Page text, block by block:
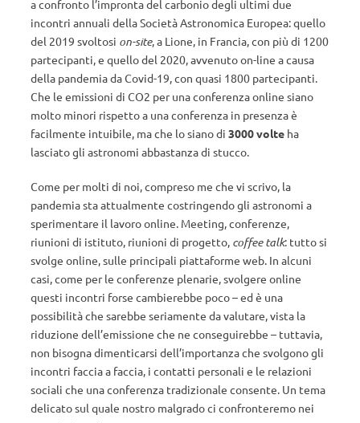
a confronto l’impronta del carbonio degli ultimi due
incontri annuali della Società Astronomica Europea: quello
del 2019 svoltosi on-site, a Lione, in Francia, con più di 1200
partecipanti, e quello del 2020, avvenuto on-line a causa
della pandemia da Covid-19, con quasi 1800 partecipanti.
Che le emissioni di CO2 per una conferenza online siano
molto minori rispetto a una conferenza in presenza è
facilmente intuibile, ma che lo siano di 3000 volte ha
lasciato gli astronomi abbastanza di stucco.
Come per molti di noi, compreso me che vi scrivo, la
pandemia sta attualmente costringendo gli astronomi a
sperimentare il lavoro online. Meeting, conferenze,
riunioni di istituto, riunioni di progetto, coffee talk: tutto si
svolge online, sulle principali piattaforme web. In alcuni
casi, come per le conferenze plenarie, svolgere online
questi incontri forse cambierebbe poco – ed è una
possibilità che sarebbe seriamente da valutare, vista la
riduzione dell’emissione che ne conseguirebbe – tuttavia,
non bisogna dimenticarsi dell’importanza che svolgono gli
incontri faccia a faccia, i contatti personali e le relazioni
sociali che una conferenza tradizionale consente. Un tema
delicato sul quale nostro malgrado ci confronteremo nei